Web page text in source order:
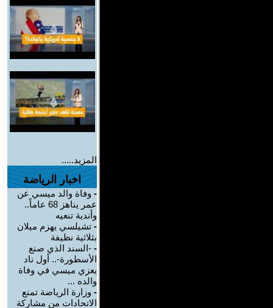
المزيد.....
اخبار الرياضة
- وفاة والد ميسي عن
عمر يناهز 68 عاماً..
وأندية تنعيه
- تشيلسي يهزم ميلان
بثلاثية نظيفة
- -السند الذي صنع
الأسطورة-.. أول ناد
يعزي ميسي في وفاة
والده ...
- وزارة الرياضة تمنع
الاتحادات من مشاركة